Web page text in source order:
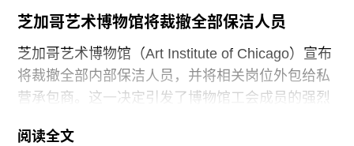
化区还包括阿布扎比卢浮宫（Louvre Abu
芝加哥艺术博物馆将裁撤全部保洁人员
芝加哥艺术博物馆（Art Institute of Chicago）宣布
将裁撤全部内部保洁人员，并将相关岗位外包给私
营承包商。这一决定引发了博物馆工会成员的强烈
阅读全文